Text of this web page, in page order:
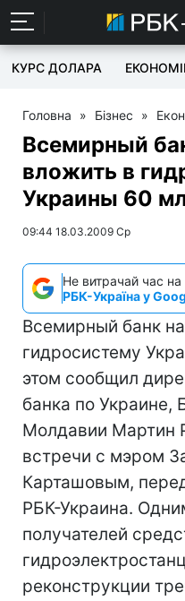
КУРС ДОЛАРА
Головна » Бізнес »
Всемирный
вложить в
Украины 60
09:44 18.03.2009 Ср
Не витрачай час
РБК-Україна у
Всемирный банк
гидросистему
этом сообщил
банка по Украине,
Молдавии Мартин
встречи с мэром
Карташовым,
РБК-Украина.
получателей
реконструкции